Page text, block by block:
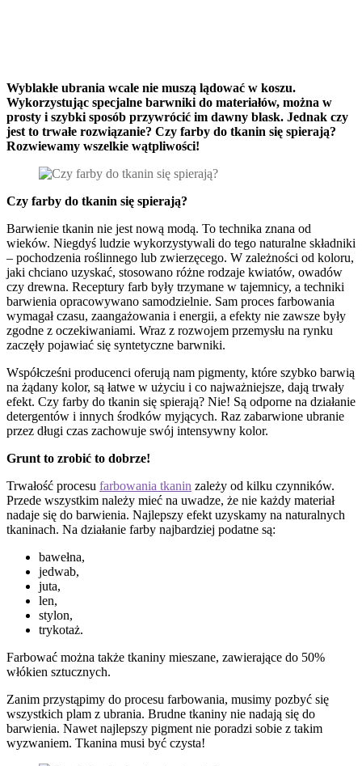
Wyblakłe ubrania wcale nie muszą lądować w koszu.
Wykorzystując specjalne barwniki do materiałów, można w
prosty i szybki sposób przywrócić im dawny blask. Jednak czy
jest to trwałe rozwiązanie? Czy farby do tkanin się spierają?
Rozwiewamy wszelkie wątpliwości!
Czy farby do tkanin się spierają?
Barwienie tkanin nie jest nową modą. To technika znana od
wieków. Niegdyś ludzie wykorzystywali do tego naturalne składniki
– pochodzenia roślinnego lub zwierzęcego. W zależności od koloru,
jaki chciano uzyskać, stosowano różne rodzaje kwiatów, owadów
czy drewna. Receptury farb były trzymane w tajemnicy, a techniki
barwienia opracowywano samodzielnie. Sam proces farbowania
wymagał czasu, zaangażowania i energii, a efekty nie zawsze były
zgodne z oczekiwaniami. Wraz z rozwojem przemysłu na rynku
zaczęły pojawiać się syntetyczne barwniki.
Współcześni producenci oferują nam pigmenty, które szybko barwią
na żądany kolor, są łatwe w użyciu i co najważniejsze, dają trwały
efekt. Czy farby do tkanin się spierają? Nie! Są odporne na działanie
detergentów i innych środków myjących. Raz zabarwione ubranie
przez długi czas zachowuje swój intensywny kolor.
Grunt to zrobić to dobrze!
Trwałość procesu farbowania tkanin zależy od kilku czynników.
Przede wszystkim należy mieć na uwadze, że nie każdy materiał
nadaje się do barwienia. Najlepszy efekt uzyskamy na naturalnych
tkaninach. Na działanie farby najbardziej podatne są:
bawełna,
jedwab,
juta,
len,
stylon,
trykotaż.
Farbować można także tkaniny mieszane, zawierające do 50%
włókien sztucznych.
Zanim przystąpimy do procesu farbowania, musimy pozbyć się
wszystkich plam z ubrania. Brudne tkaniny nie nadają się do
barwienia. Nawet najlepszy pigment nie poradzi sobie z takim
wyzwaniem. Tkanina musi być czysta!